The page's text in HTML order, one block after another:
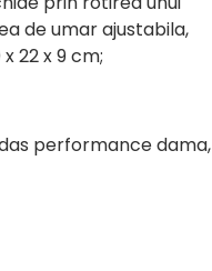
de umar ajustabila,
22 x 9 cm;
performance dama,